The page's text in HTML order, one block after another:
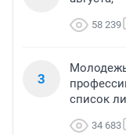
58 239
3
список
34 683